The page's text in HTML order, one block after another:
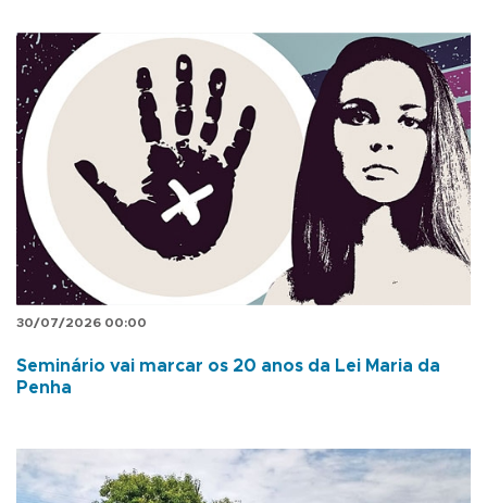
30/07/2026 00:00
Seminário vai marcar os 20 anos da Lei Maria da
Penha